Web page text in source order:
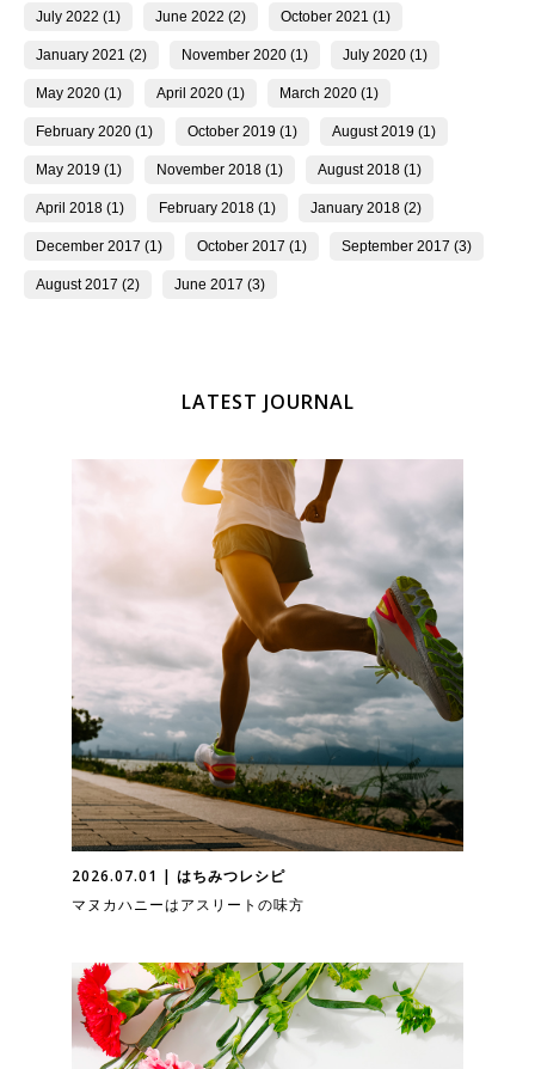
July 2022 (1) June 2022 (2) October 2021 (1)
January 2021 (2) November 2020 (1) July 2020 (1)
May 2020 (1) April 2020 (1) March 2020 (1)
February 2020 (1) October 2019 (1) August 2019 (1)
May 2019 (1) November 2018 (1) August 2018 (1)
April 2018 (1) February 2018 (1) January 2018 (2)
December 2017 (1) October 2017 (1) September 2017 (3)
August 2017 (2) June 2017 (3)
LATEST JOURNAL
2026.07.01 | はちみつレシピ
マヌカハニーはアスリートの味方